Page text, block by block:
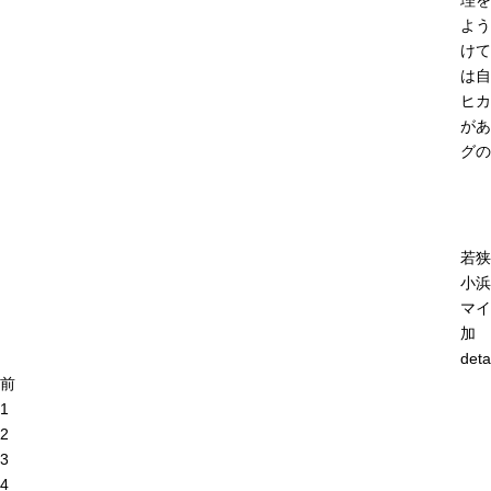
よ
け
は
ヒ
が
グ
若
小
マ
加
前
1
2
3
4